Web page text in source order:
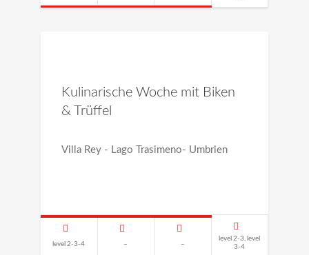
Kulinarische Woche mit Biken
& Trüffel
Villa Rey - Lago Trasimeno- Umbrien
level 2-3-4 – –
level 2-3, level
3-4